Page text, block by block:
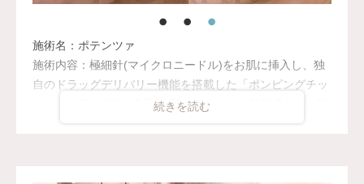
施術名：ポテンツァ
施術内容：極細針(マイクロニードル)をお肌に挿入し、独
自のドラッグデリバリー機能を搭載した「ポンピングチッ
プ」とお肌に有効な製剤を用いることで、美肌成分をお肌